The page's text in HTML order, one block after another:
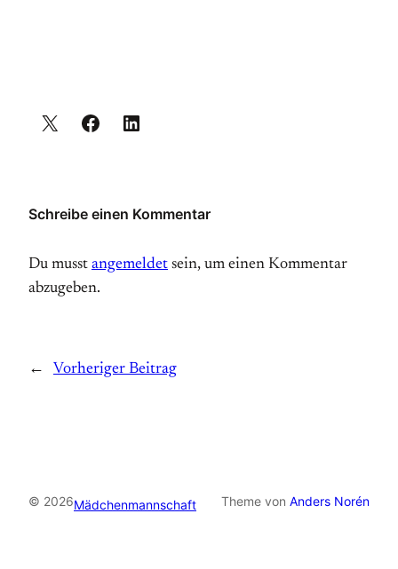
Schreibe einen Kommentar
Du musst angemeldet sein, um einen Kommentar
abzugeben.
← Vorheriger Beitrag
© 2026Mädchenmannschaft Theme von Anders Norén